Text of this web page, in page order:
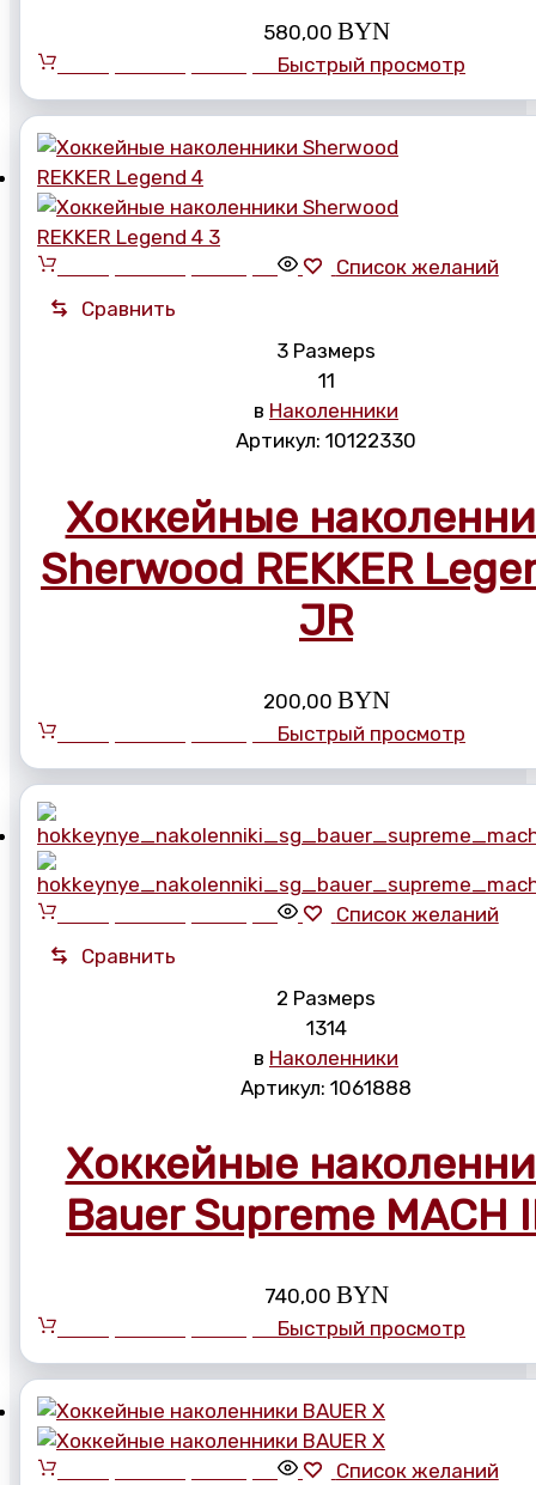
580,00 BYN
Быстрый просмотр
Список желаний
Сравнить
3 Размерs
11
в Наколенники
Артикул: 10122330
Хоккейные
Sherwood REKKER
JR
200,00 BYN
Быстрый просмотр
Список желаний
Сравнить
2 Размерs
1314
в Наколенники
Артикул: 1061888
Хоккейные
Bauer Supreme MACH
740,00 BYN
Быстрый просмотр
Список желаний